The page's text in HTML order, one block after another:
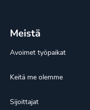
Meistä
Avoimet työpaikat
Keitä me olemme
Sijoittajat